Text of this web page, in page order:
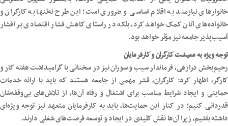
خانوارهای نیازمند به اقلام اساسی و ضروری است؛ این طرح نه‌تنها به کارگران و
خانواده‌های آنان کمک خواهد کرد، بلکه در راستای کاهش فشار اقتصادی بر اقشار
آسیب‌پذیر جامعه نیز مؤثر خواهد بود.
توجه ویژه به معیشت کارگران و کارفرمایان
رحیم‌بخش درازهی، فرماندار سیب و سوران نیز در سخنانی با گرامیداشت هفته کار و
کارگر، اظهار کرد: کارگران، قشر مهمی از جامعه هستند که باید با ارائه خدمات
حمایتی و ایجاد شرایط مناسب برای اشتغال و رفاه آن‌ها، از تلاش‌های بی‌وقفه‌شان
قدردانی کنیم؛ در کنار این حمایت‌ها، باید به کارفرمایان متعهد نیز توجه ویژه‌ای
داشته باشیم، زیرا آن‌ها نقش کلیدی در ایجاد و توسعه فرصت‌های شغلی دارند.